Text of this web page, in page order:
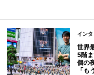
イン
世界
5階
個の
「も